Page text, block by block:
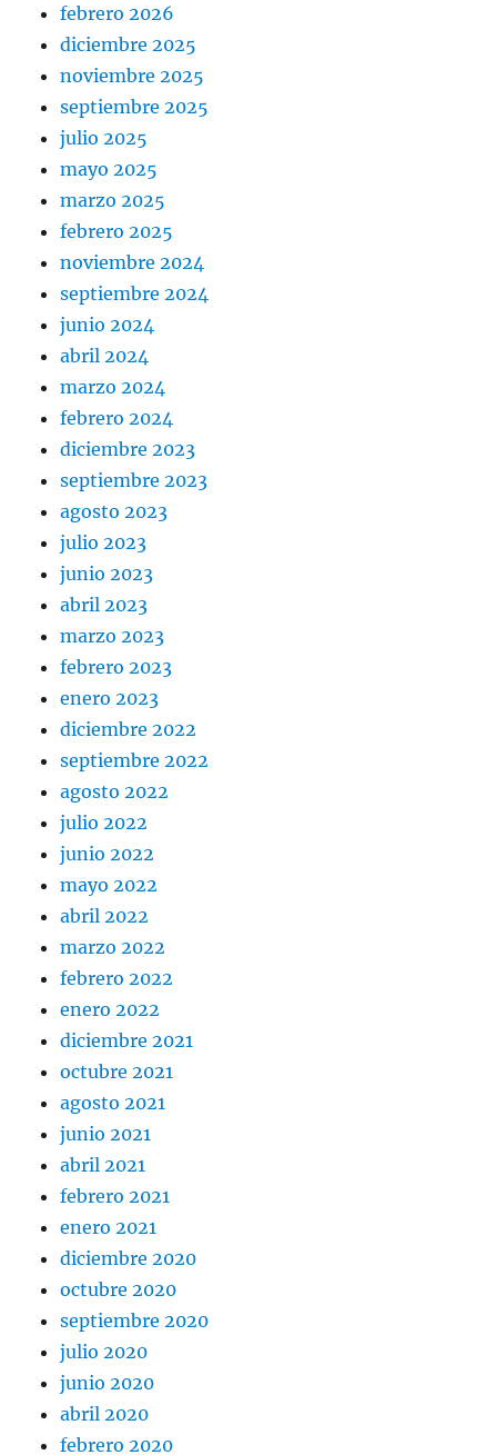
febrero 2026
diciembre 2025
noviembre 2025
septiembre 2025
julio 2025
mayo 2025
marzo 2025
febrero 2025
noviembre 2024
septiembre 2024
junio 2024
abril 2024
marzo 2024
febrero 2024
diciembre 2023
septiembre 2023
agosto 2023
julio 2023
junio 2023
abril 2023
marzo 2023
febrero 2023
enero 2023
diciembre 2022
septiembre 2022
agosto 2022
julio 2022
junio 2022
mayo 2022
abril 2022
marzo 2022
febrero 2022
enero 2022
diciembre 2021
octubre 2021
agosto 2021
junio 2021
abril 2021
febrero 2021
enero 2021
diciembre 2020
octubre 2020
septiembre 2020
julio 2020
junio 2020
abril 2020
febrero 2020